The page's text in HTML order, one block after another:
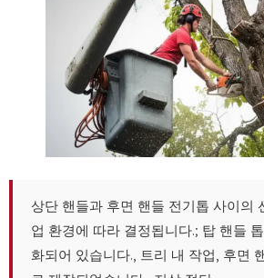
상단 핸들과 후면 핸들 전기톱 사이의
업 환경에 따라 결정됩니다.; 탑 핸들
화되어 있습니다., 트리 내 작업, 후면